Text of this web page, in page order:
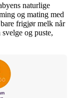
naturlige
og mating med
frigjør melk når
og puste,